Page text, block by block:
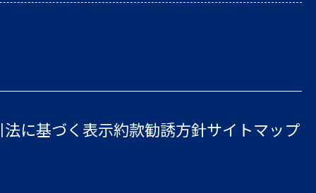
に基づく表示約款勧誘方針サイトマップ